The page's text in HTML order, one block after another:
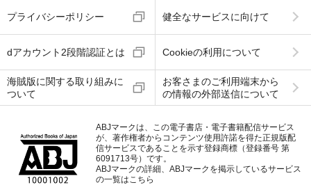
プライバシーポリシー 健全なサービスに向けて
dアカウント2段階認証とは Cookieの利用について
海賊版に関する取り組みに
ついて
お客さまのご利用端末から
の情報の外部送信について
ABJマークは、この電子書店・電子書籍配信サービス
が、著作権者からコンテンツ使用許諾を得た正規版配
信サービスであることを示す登録商標（登録番号 第
6091713号）です。
ABJマークの詳細、ABJマークを掲示しているサービス
の一覧はこちら